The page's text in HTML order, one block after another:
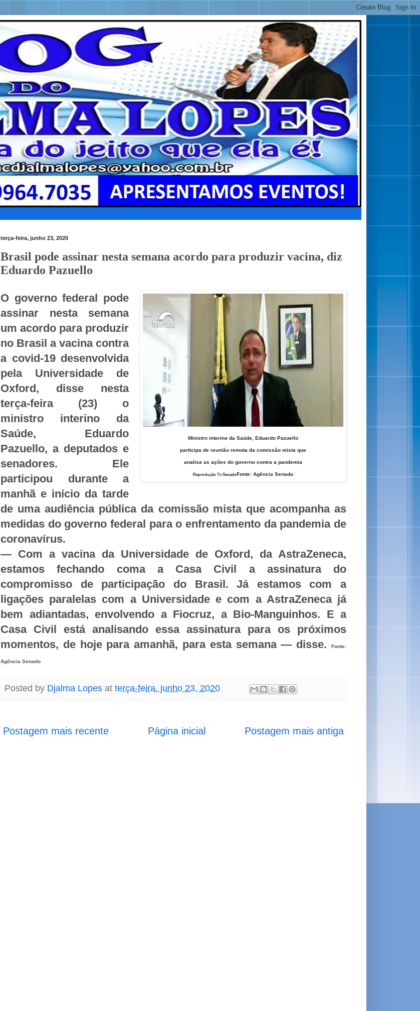
terça-feira, junho 23, 2020
Brasil pode assinar nesta semana acordo para produzir vacina, diz
Eduardo Pazuello
Ministro interino da Saúde, Eduardo Pazuello
participa de reunião remota da comissão mista que
analisa as ações do governo contra a pandemia
Reprodução Tv SenadoFonte: Agência Senado
O governo federal pode
assinar nesta semana
um acordo para produzir
no Brasil a vacina contra
a covid-19 desenvolvida
pela Universidade de
Oxford, disse nesta
terça-feira (23) o
ministro interino da
Saúde, Eduardo
Pazuello, a deputados e
senadores. Ele
participou durante a
manhã e início da tarde
de uma audiência pública da comissão mista que acompanha as
medidas do governo federal para o enfrentamento da pandemia de
coronavírus.
— Com a vacina da Universidade de Oxford, da AstraZeneca,
estamos fechando coma a Casa Civil a assinatura do
compromisso de participação do Brasil. Já estamos com a
ligações paralelas com a Universidade e com a AstraZeneca já
bem adiantadas, envolvendo a Fiocruz, a Bio-Manguinhos. E a
Casa Civil está analisando essa assinatura para os próximos
momentos, de hoje para amanhã, para esta semana — disse.
Fonte:
Agência Senado
Posted by Djalma Lopes at terça-feira, junho 23, 2020
Postagem mais recente Postagem mais antiga
Página inicial